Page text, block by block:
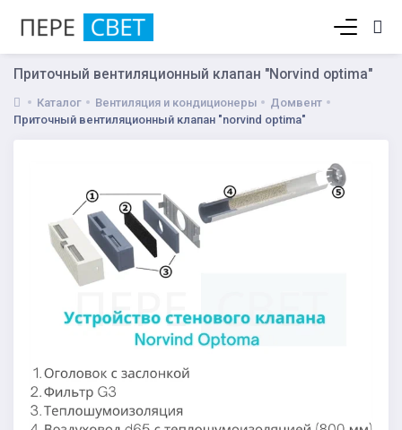
Приточный вентиляционный клапан "Norvind optima"
Каталог Вентиляция и кондиционеры
Домвент
Приточный вентиляционный клапан "norvind optima"